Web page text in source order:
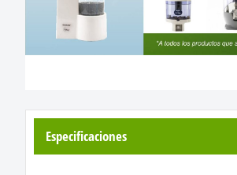
Especificaciones